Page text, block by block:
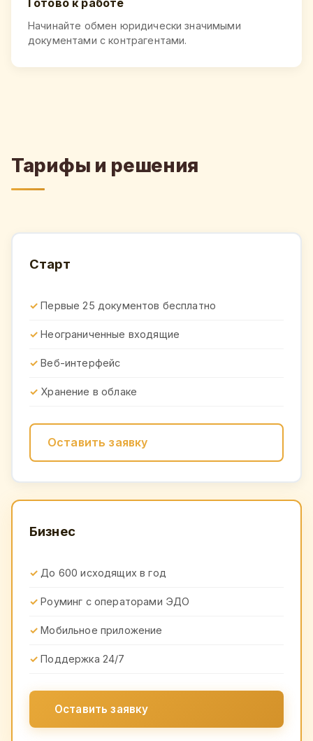
Начинайте обмен юридически значимыми
документами с контрагентами.
Тарифы и решения
Старт
Первые 25 документов бесплатно
Неограниченные входящие
Веб-интерфейс
Хранение в облаке
Оставить заявку
Бизнес
До 600 исходящих в год
Роуминг с операторами ЭДО
Мобильное приложение
Поддержка 24/7
Оставить заявку